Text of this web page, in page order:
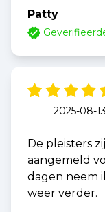
Patty
2025-08-13
De pleisters
aangemeld
dagen neem
weer verder.